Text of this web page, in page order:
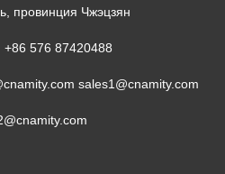
провинция Чжэцзян
576 87420488
sales1@cnamity.com